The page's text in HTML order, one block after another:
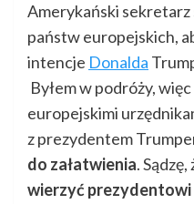
Amerykański sekretarz
państw europejskich,
intencje Donalda
Byłem w podróży,
europejskimi
z prezydentem
do załatwienia. Sądzę,
wierzyć prezydentowi